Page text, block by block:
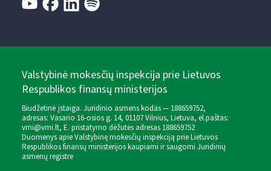
Valstybinė mokesčių inspekcija prie Lietuvos
Respublikos finansų ministerijos
Biudžetinė įstaiga. Juridinio asmens kodas — 188659752,
adresas: Vasario 16-osios g. 14, 01107 Vilnius, Lietuva, el.paštas:
vmi@vmi.lt, E. pristatymo dėžutės adresas 188659752
Duomenys apie Valstybinę mokesčių inspekciją prie Lietuvos
Respublikos finansų ministerijos kaupiami ir saugomi Juridinių
asmenų registre